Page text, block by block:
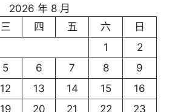
2026 年 8 月
三 四 五 六
日
1
2
5 6 7 8
9
12 13 14 15
16
19 20 21 22
23